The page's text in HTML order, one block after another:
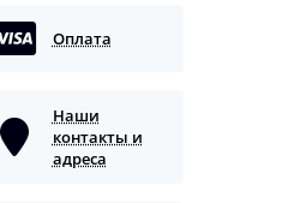
Оплата
Наши
контакты и
адреса